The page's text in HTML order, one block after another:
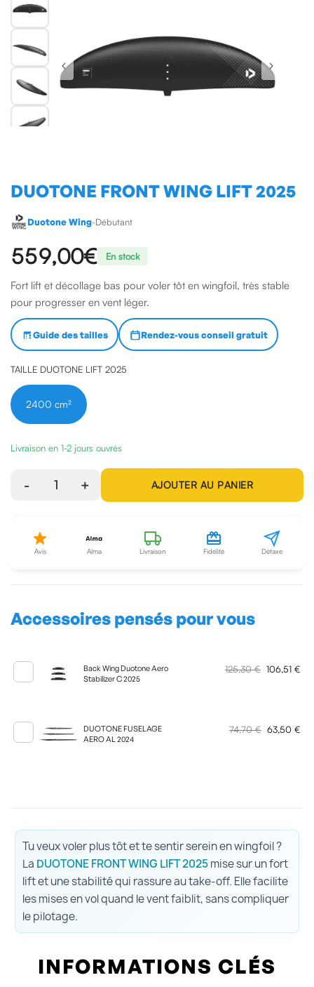
DUOTONE FRONT WING LIFT 2025
Duotone Wing•Débutant
559,00 € En stock
Fort lift et décollage bas pour voler tôt en wingfoil, très stable
pour progresser en vent léger.
Guide des tailles Rendez-vous conseil gratuit
TAILLE DUOTONE LIFT 2025
2400 cm²
Livraison en 1-2 jours ouvrés
- 1 + AJOUTER AU PANIER
Avis Alma Livraison Fidélité Détaxe
Accessoires pensés pour vous
Back Wing Duotone Aero
Stabilizer C 2025
125,30 € 106,51 €
DUOTONE FUSELAGE
AERO AL 2024
74,70 € 63,50 €
Tu veux voler plus tôt et te sentir serein en wingfoil ?
La DUOTONE FRONT WING LIFT 2025mise sur un fort
lift et une stabilité qui rassure au take-off. Elle facilite
les mises en vol quand le vent faiblit, sans compliquer
le pilotage.
INFORMATIONS CLÉS